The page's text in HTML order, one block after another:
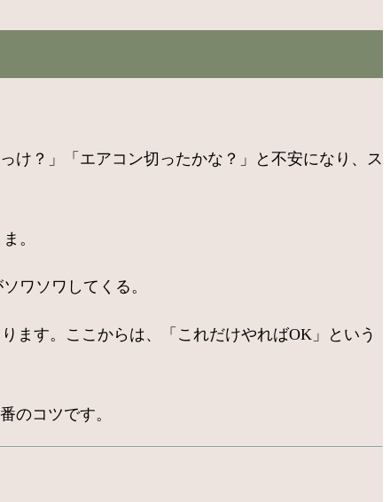
け？」「エアコン切ったかな？」と不安になり、ス
。
ワソワしてくる。
ます。ここからは、「これだけやればOK」という
のコツです。